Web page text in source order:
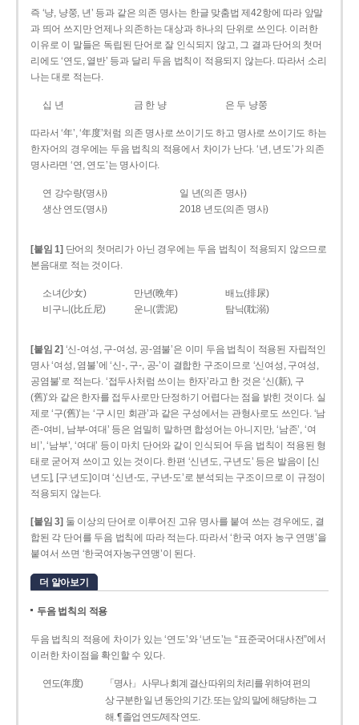
즉 ‘냥, 냥쭝, 년’ 등과 같은 의존 명사는 한글 맞춤법 제42항에 따라 앞말
과 띄어 쓰지만 언제나 의존하는 대상과 하나의 단위로 쓰인다. 이러한
이유로 이 말들은 독립된 단어로 잘 인식되지 않고, 그 결과 단어의 첫머
리에도 ‘연도, 열반’ 등과 달리 두음 법칙이 적용되지 않는다. 따라서 소리
나는 대로 적는다.
십 년 금 한 냥 은 두 냥쭝
따라서 ‘年’, ‘年度’처럼 의존 명사로 쓰이기도 하고 명사로 쓰이기도 하는
한자어의 경우에는 두음 법칙의 적용에서 차이가 난다. ‘년, 년도’가 의존
명사라면 ‘연, 연도’는 명사이다.
연 강수량(명사)
일 년(의존 명사)
생산 연도(명사)
2018 년도(의존 명사)
[붙임 1] 단어의 첫머리가 아닌 경우에는 두음 법칙이 적용되지 않으므로
본음대로 적는 것이다.
소녀(少女) 만년(晩年)
배뇨(排尿)
비구니(比丘尼)
운니(雲泥) 탐닉(耽溺)
[붙임 2] ‘신-여성, 구-여성, 공-염불’은 이미 두음 법칙이 적용된 자립적인
명사 ‘여성, 염불’에 ‘신-, 구-, 공-’이 결합한 구조이므로 ‘신여성, 구여성,
공염불’로 적는다. ‘접두사처럼 쓰이는 한자’라고 한 것은 ‘신(新), 구
(舊)’와 같은 한자를 접두사로만 단정하기 어렵다는 점을 밝힌 것이다. 실
제로 ‘구(舊)’는 ‘구 시민 회관’과 같은 구성에서는 관형사로도 쓰인다. ‘남
존­-여비, 남부-­여대’ 등은 엄밀히 말하면 합성어는 아니지만, ‘남존’, ‘여
비’, ‘남부’, ‘여대’ 등이 마치 단어와 같이 인식되어 두음 법칙이 적용된 형
태로 굳어져 쓰이고 있는 것이다. 한편 ‘신년도, 구년도’ 등은 발음이 [신
년도], [구ː년도]이며 ‘신년­-도, 구년-­도’로 분석되는 구조이므로 이 규정이
적용되지 않는다.
[붙임 3] 둘 이상의 단어로 이루어진 고유 명사를 붙여 쓰는 경우에도, 결
합된 각 단어를 두음 법칙에 따라 적는다. 따라서 ‘한국 여자 농구 연맹’을
붙여서 쓰면 ‘한국여자농구연맹’이 된다.
더 알아보기
두음 법칙의 적용
두음 법칙의 적용에 차이가 있는 ‘연도’와 ‘년도’는 “표준국어대사전”에서
이러한 차이점을 확인할 수 있다.
연도(年度)
「명사」 사무나 회계 결산 따위의 처리를 위하여 편의
상 구분한 일 년 동안의 기간. 또는 앞의 말에 해당하는 그
해. ¶ 졸업 연도/제작 연도.